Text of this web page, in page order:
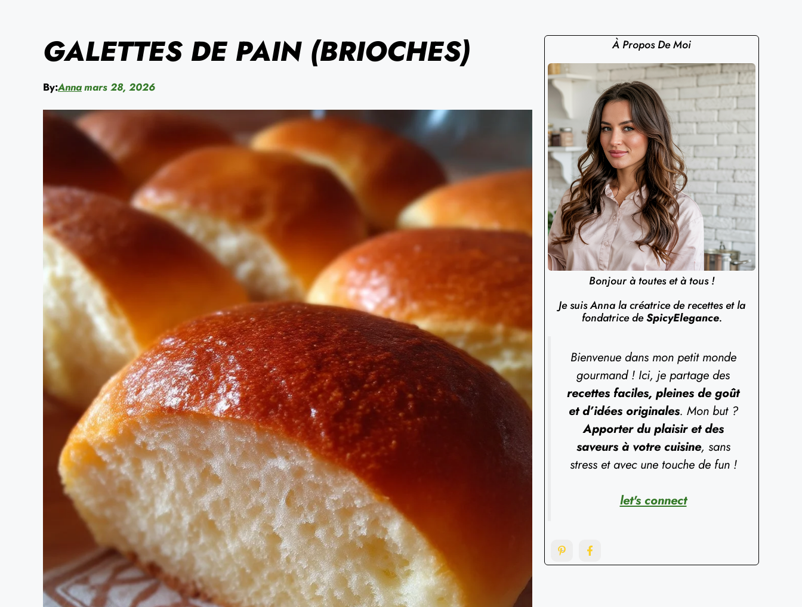
GALETTES DE PAIN (BRIOCHES)
By:Annamars 28, 2026
À Propos De Moi
Bonjour à toutes et à tous !
Je suis Anna la créatrice de recettes et la
fondatrice deSpicyElegance.
Bienvenue dans mon petit monde
gourmand ! Ici, je partage des
recettes faciles, pleines de goût
et d’idées originales. Mon but ?
Apporter du plaisir et des
saveurs à votre cuisine, sans
stress et avec une touche de fun !
let's connect